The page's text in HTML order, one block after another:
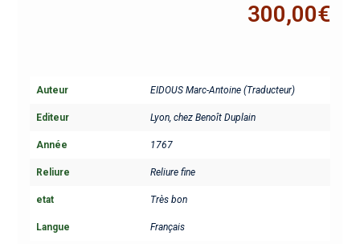
300,00€
Auteur EIDOUS Marc-Antoine (Traducteur)
Editeur Lyon, chez Benoît Duplain
Année 1767
Reliure Reliure fine
etat Très bon
Langue Français